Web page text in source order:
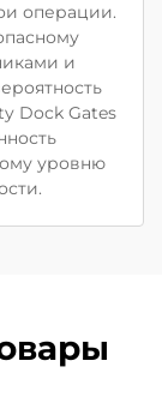
операции.
и
Dock Gates
уровню